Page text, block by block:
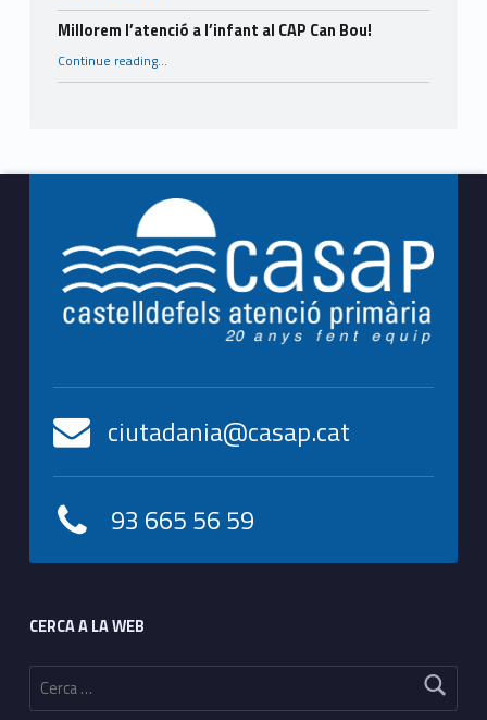
Millorem l’atenció a l’infant al CAP Can Bou!
Continue reading“Millorem l’atenció a l’infant al CAP Can Bou!”
…
Footer info sidebar
ciutadania@casap.cat
93 665 56 59
CERCA A LA WEB
Cerca: